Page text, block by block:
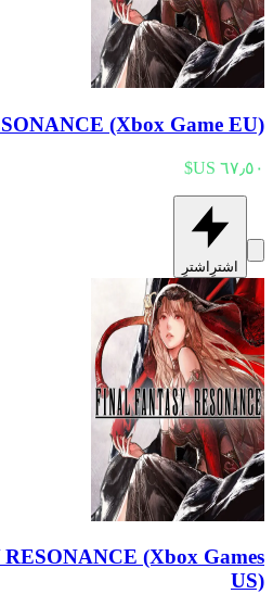
(Xbox Game EU)
اشترِ اشترِ
(Xbox Games
US)